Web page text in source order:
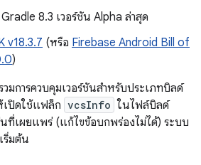
8.3 เวอร์ชัน Alpha ล่าสุด
v18.3.7 (หรือ Firebase Android Bill of
)
วมการควบคุมเวอร์ชันสำหรับประเภทบิลด์
เปิดใช้แฟล็ก vcsInfo ในไฟล์บิลด์
ที่เผยแพร่ (แก้ไขข้อบกพร่องไม่ได้) ระบบ
ริ่มต้น